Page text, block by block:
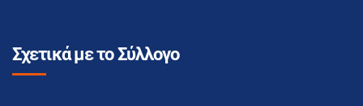
Σχετικά με το Σύλλογο